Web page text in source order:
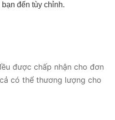
đến tùy chỉnh.
được chấp nhận cho đơn
có thể thương lượng cho